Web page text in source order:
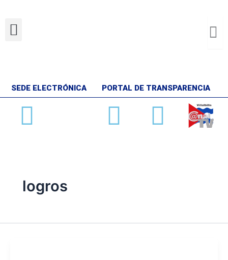
Menu
SEDE ELECTRÓNICA PORTAL DE TRANSPARENCIA
FacebookYoutube
logros